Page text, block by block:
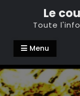
Le
Toute
Menu